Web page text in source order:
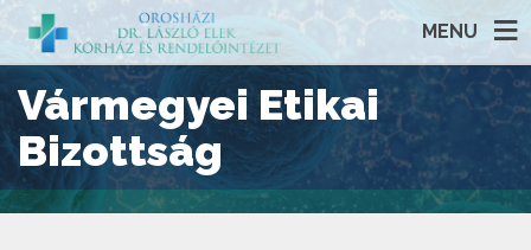
MENU
Vármegyei Etikai
Bizottság